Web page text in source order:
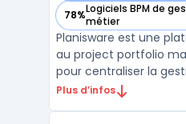
78%Logiciels BPM de
métier
— voir Planisware dans
Planisware est une
au project portfolio
pour centraliser la
la planification
Plus d’infos